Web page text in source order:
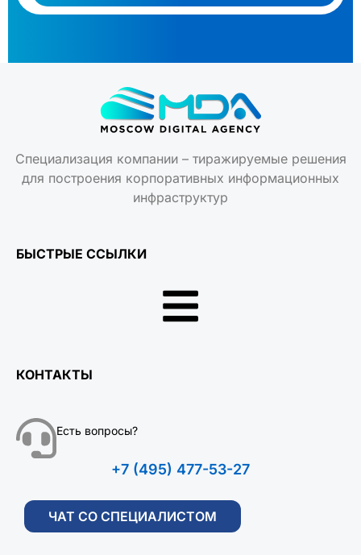
Специализация компании – тиражируемые решения
для построения корпоративных информационных
инфраструктур
БЫСТРЫЕ ССЫЛКИ
КОНТАКТЫ
Есть вопросы?
+7 (495) 477-53-27
ЧАТ СО СПЕЦИАЛИСТОМ